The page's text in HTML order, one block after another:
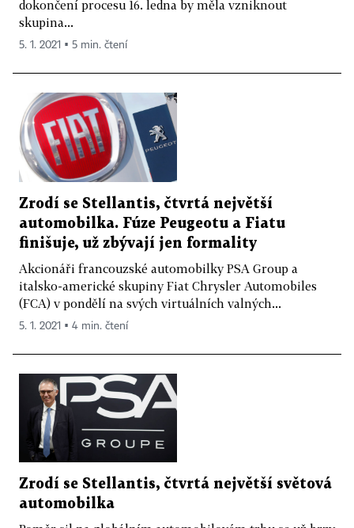
dokončení procesu 16. ledna by měla vzniknout
skupina...
5. 1. 2021 ▪ 5 min. čtení
Zrodí se Stellantis, čtvrtá největší
automobilka. Fúze Peugeotu a Fiatu
finišuje, už zbývají jen formality
Akcionáři francouzské automobilky PSA Group a
italsko-americké skupiny Fiat Chrysler Automobiles
(FCA) v pondělí na svých virtuálních valných...
5. 1. 2021 ▪ 4 min. čtení
Zrodí se Stellantis, čtvrtá největší světová
automobilka